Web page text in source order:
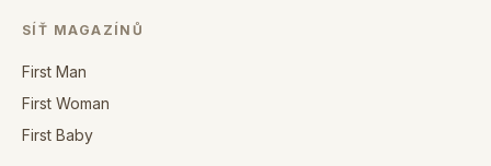
SÍŤ MAGAZÍNŮ
First Man
First Woman
First Baby